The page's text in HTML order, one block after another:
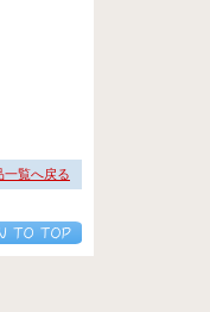
一覧へ戻る